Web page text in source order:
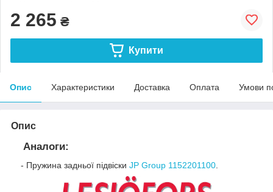
2 265 ₴
Купити
Опис Характеристики Доставка Оплата Умови
Опис
Аналоги:
- Пружина задньої підвіски JP Group 1152201100